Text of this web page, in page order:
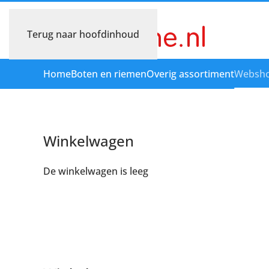
Terug naar hoofdinhoud
HomeBoten en riemenOverig assortiment
Winkelwagen
De winkelwagen is leeg